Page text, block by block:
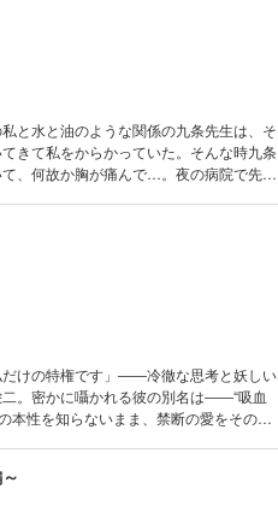
と水と油のような関係の九条先生は、そ
きて私をからかっていた。そんな時九条
、何故か胸が痛んで…。夜の病院で先生
気分になっちゃうぅ…っ！！
だけの特権です」――冷徹な思考と妖しい
。密かに囁かれる彼の別名は――“吸血
本性を知らないまま、禁断の愛をその身